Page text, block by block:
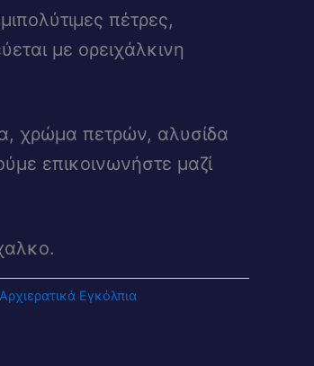
πέτρες,
με ορειχάλκινη
χρώμα πετρών, αλυσίδα
επικοινωνήστε μαζί
Αρχιερατικά Εγκόλπια